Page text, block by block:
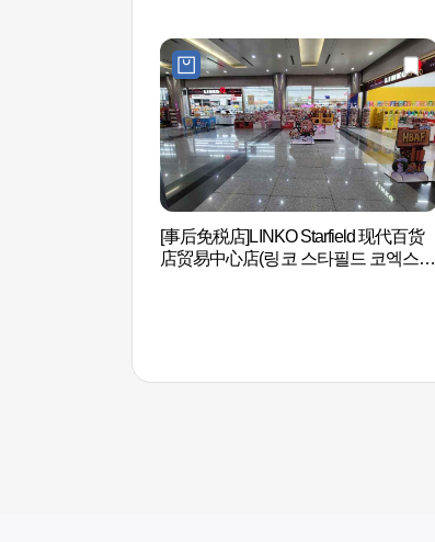
[事后免税店]LINKO Starfield 现代百货
店贸易中心店(링코 스타필드 코엑스몰